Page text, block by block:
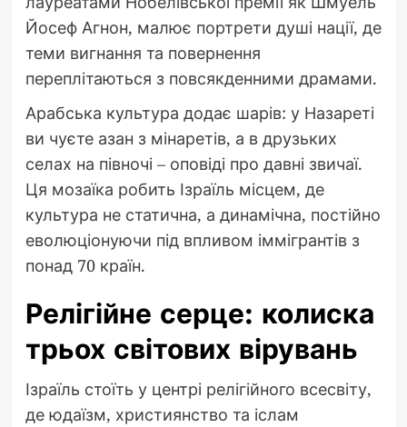
Йосеф Агнон, малює портрети душі нації, де
теми вигнання та повернення
переплітаються з повсякденними драмами.
Арабська культура додає шарів: у Назареті
ви чуєте азан з мінаретів, а в друзьких
селах на півночі – оповіді про давні звичаї.
Ця мозаїка робить Ізраїль місцем, де
культура не статична, а динамічна, постійно
еволюціонуючи під впливом іммігрантів з
понад 70 країн.
Релігійне серце: колиска
трьох світових вірувань
Ізраїль стоїть у центрі релігійного всесвіту,
де юдаїзм, християнство та іслам